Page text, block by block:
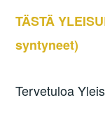
TÄSTÄ
syntyneet)
Tervetuloa